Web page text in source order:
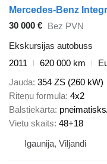
Mercedes-Benz
30 000 €
Bez PVN
Ekskursijas autobuss
2011
620 000 km
Jauda 354 ZS (260 kW)
Riteņu formula 4x2
Balstiekārta
Vietu skaits 48+18
Igaunija, Viljandi